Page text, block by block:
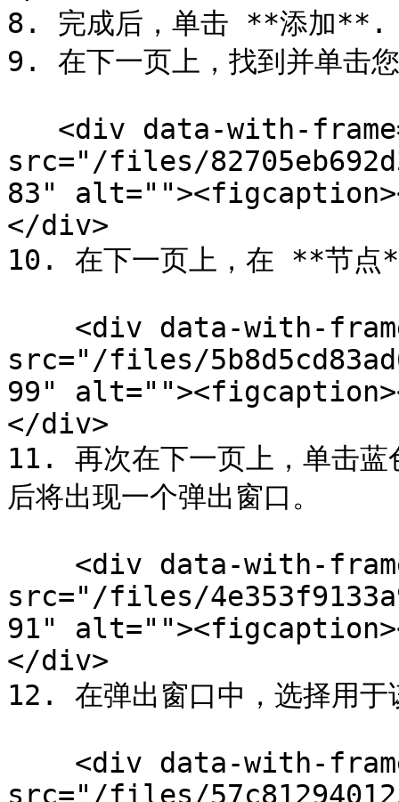
8. 完成后，单击 **添加**.
9. 在下一页上，找到并单击
src="/files/
83"
</div>
10. 在下一页上，在 **节
src="/files/
99"
</div>
11. 再次在下一页上，单
后将出现一个弹出窗口。
src="/files/
91"
</div>
12. 在弹出窗口中，选择用于
src="/files/